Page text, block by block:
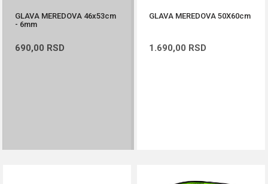
GLAVA MEREDOVA 46x53cm
- 6mm
690,00 RSD
GLAVA MEREDOVA 50X60cm
1.690,00 RSD